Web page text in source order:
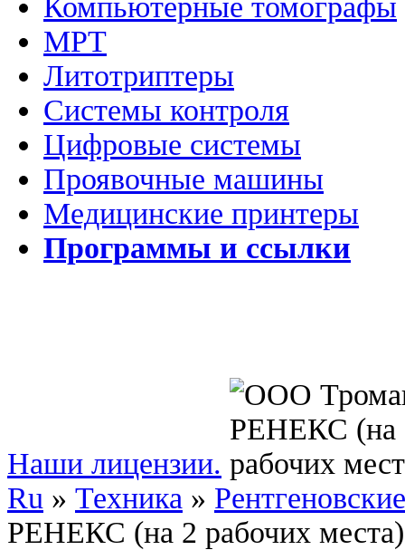
Компьютерные томографы
МРТ
Литотриптеры
Системы контроля
Цифровые системы
Проявочные машины
Медицинские принтеры
Программы и ссылки
Наши лицензии.
Ru » Техника »
РЕНЕКС (на 2 рабочих места)